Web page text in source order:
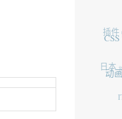
CSS
动画
插件